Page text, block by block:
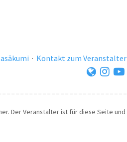
· Kontakt zum Veranstalter
Der Veranstalter ist für diese Seite und